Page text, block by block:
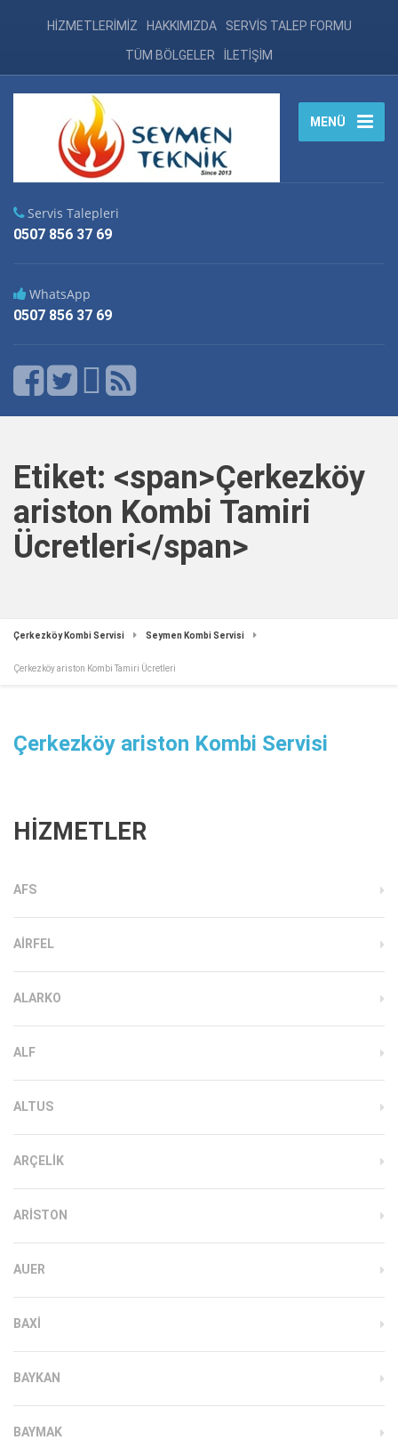
HİZMETLERİMİZ HAKKIMIZDA SERVİS TALEP FORMU
TÜM BÖLGELER İLETİŞİM
MENÜ
Servis Talepleri
0507 856 37 69
WhatsApp
0507 856 37 69
Etiket: <span>Çerkezköy
ariston Kombi Tamiri
Ücretleri</span>
Çerkezköy Kombi Servisi Seymen Kombi Servisi
Çerkezköy ariston Kombi Tamiri Ücretleri
Çerkezköy ariston Kombi Servisi
HİZMETLER
AFS
AIRFEL
ALARKO
ALF
ALTUS
ARÇELIK
ARISTON
AUER
BAXI
BAYKAN
BAYMAK